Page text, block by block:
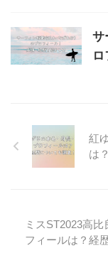
サ
紅
は
ミスST2023高
フィールは？経